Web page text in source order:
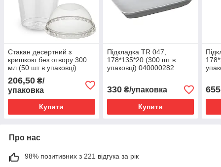
Стакан десертний з
кришкою без отвору 300
мл (50 шт в упаковці)
062200502
206,50 ₴/
упаковка
Купити
Підкладка TR 047,
178*135*20 (300 шт в
упаковці) 040000282
330₴/упаковка
Купити
655
Про нас
98% позитивних з 221 відгука за рік